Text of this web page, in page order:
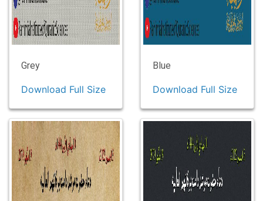
Grey
Download Full Size
Blue
Download Full Size